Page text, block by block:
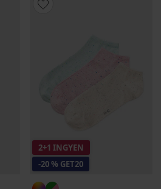
2+1 INGYEN
-20 % GET20